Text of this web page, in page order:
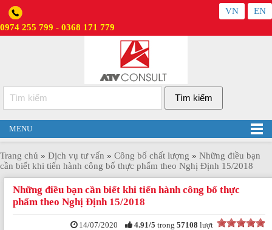
0974 255 799 - 0368 171 779
VN EN
MENU
Trang chủ » Dịch vụ tư vấn » Công bố chất lượng » Những điều bạn
cần biết khi tiến hành công bố thực phẩm theo Nghị Định 15/2018
Những điều bạn cần biết khi tiến hành công bố thực
phẩm theo Nghị Định 15/2018
14/07/2020 4.91/5 trong 57108 lượt